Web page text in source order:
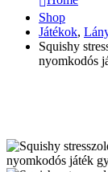
Shop
Játékok,
Squishy
nyomkodós